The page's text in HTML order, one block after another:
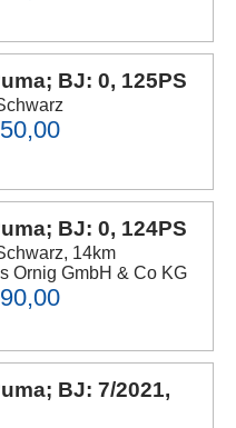
BJ: 0, 125PS
BJ: 0, 124PS
14km
Ornig GmbH & Co KG
BJ: 7/2021,